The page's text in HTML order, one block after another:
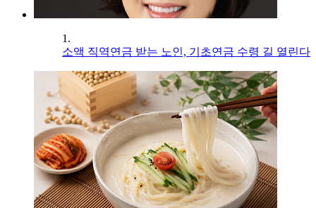
1.
소액 직역연금 받는 노인, 기초연금 수령 길 열린다